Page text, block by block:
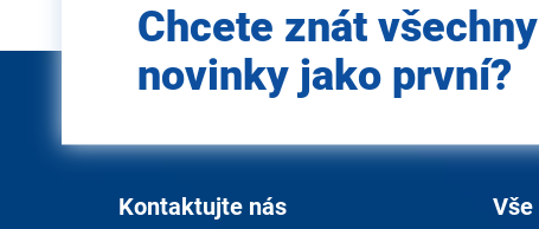
e-mail
Chcete znát všechny
novinky jako první?
Kontaktujte nás Vše